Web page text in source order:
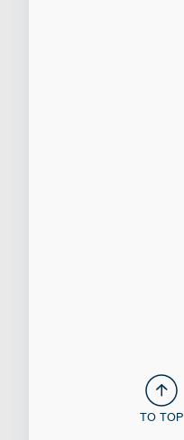
TO TOP